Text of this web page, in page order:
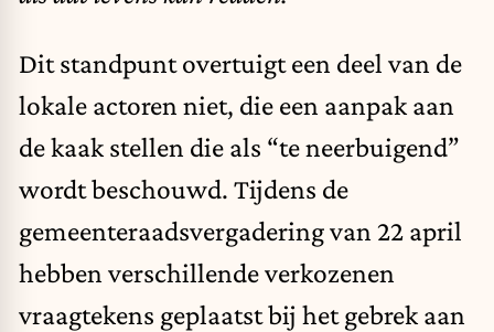
Dit standpunt overtuigt een deel van de
lokale actoren niet, die een aanpak aan
de kaak stellen die als “te neerbuigend”
wordt beschouwd. Tijdens de
gemeenteraadsvergadering van 22 april
hebben verschillende verkozenen
vraagtekens geplaatst bij het gebrek aan